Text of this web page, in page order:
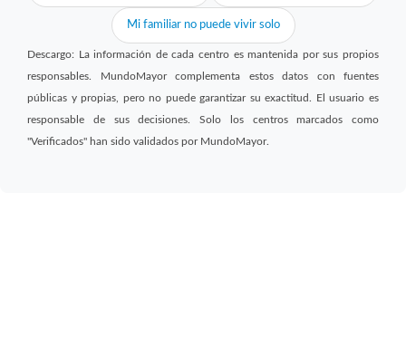
Mi familiar no puede vivir solo
Descargo: La información de cada centro es mantenida por sus propios
responsables. MundoMayor complementa estos datos con fuentes
públicas y propias, pero no puede garantizar su exactitud. El usuario es
responsable de sus decisiones. Solo los centros marcados como
"Verificados" han sido validados por MundoMayor.